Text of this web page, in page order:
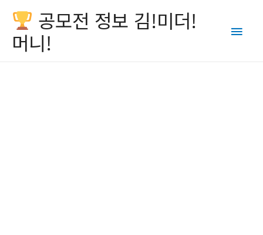
공모전 정보 김!미더!
머니!
Main